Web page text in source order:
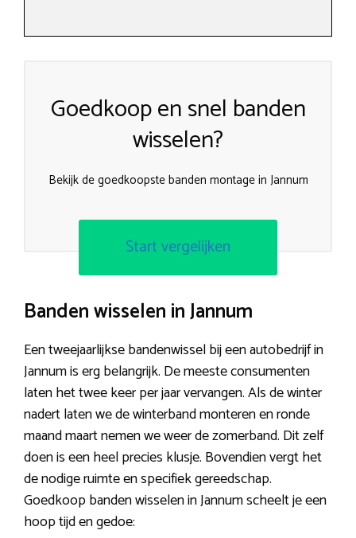
Goedkoop en snel banden
wisselen?
Bekijk de goedkoopste banden montage in Jannum
Start vergelijken
Banden wisselen in Jannum
Een tweejaarlijkse bandenwissel bij een autobedrijf in
Jannum is erg belangrijk. De meeste consumenten
laten het twee keer per jaar vervangen. Als de winter
nadert laten we de winterband monteren en ronde
maand maart nemen we weer de zomerband. Dit zelf
doen is een heel precies klusje. Bovendien vergt het
de nodige ruimte en specifiek gereedschap.
Goedkoop banden wisselen in Jannum scheelt je een
hoop tijd en gedoe: